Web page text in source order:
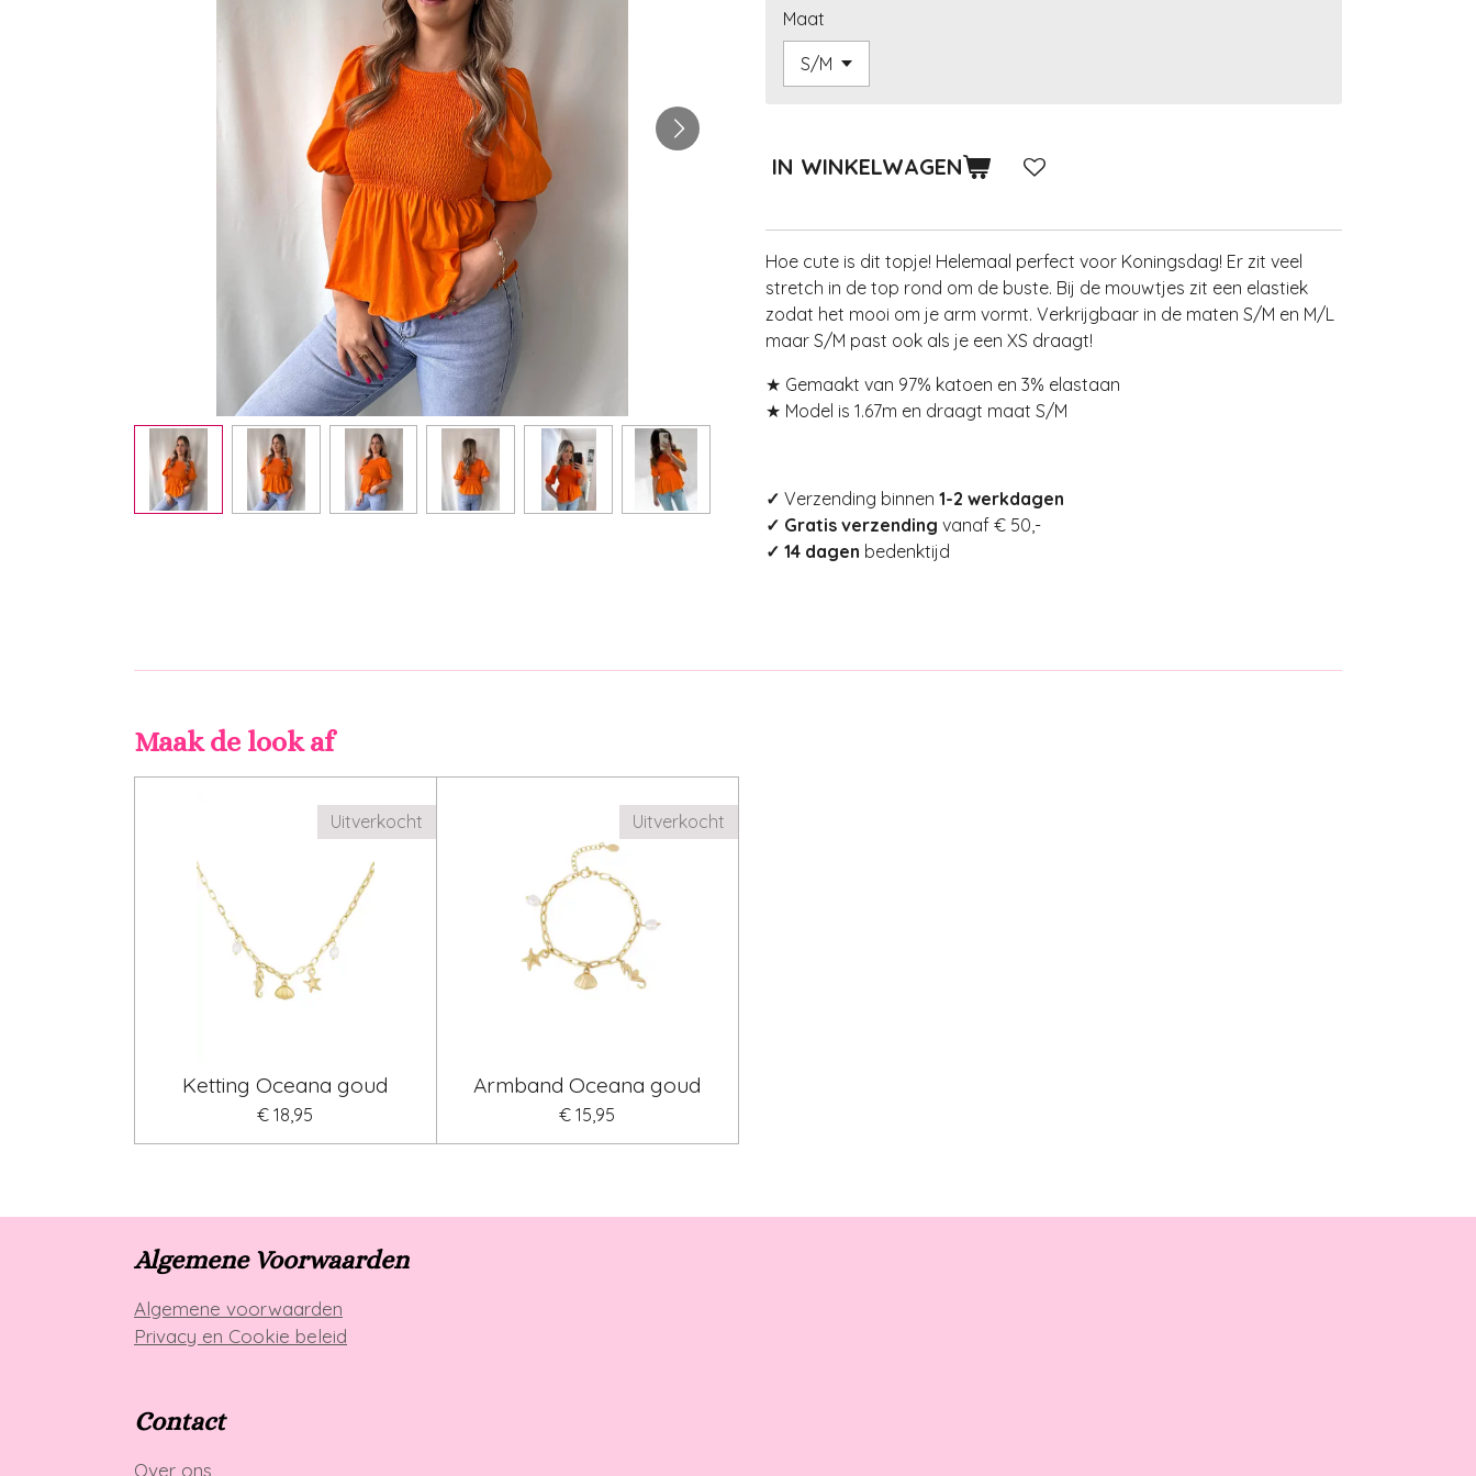
Maat
IN WINKELWAGEN
Hoe cute is dit topje! Helemaal perfect voor Koningsdag! Er zit veel
stretch in de top rond om de buste. Bij de mouwtjes zit een elastiek
zodat het mooi om je arm vormt. Verkrijgbaar in de maten S/M en M/L
maar S/M past ook als je een XS draagt!
★ Gemaakt van 97% katoen en 3% elastaan
★ Model is 1.67m en draagt maat S/M
✓ Verzending binnen 1-2 werkdagen
✓ Gratis verzending vanaf € 50,-
✓ 14 dagen bedenktijd
Maak de look af
Uitverkocht
Ketting Oceana goud
€ 18,95
Uitverkocht
Armband Oceana goud
€ 15,95
Algemene Voorwaarden
Algemene voorwaarden
Privacy en Cookie beleid
Contact
Over ons